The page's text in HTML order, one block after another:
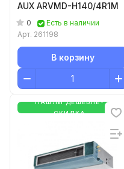
AUX ARVMD-H140/4R1M
0
Есть в наличии
Арт. 261198
В корзину
НАШЛИ ДЕШЕВЛЕ-
СКИДКА